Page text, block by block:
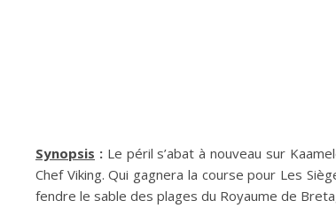
Synopsis : Le péril s’abat à nouveau sur
Chef Viking. Qui gagnera la course pour Les
fendre le sable des plages du Royaume de